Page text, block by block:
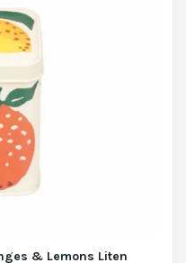
& Lemons Liten